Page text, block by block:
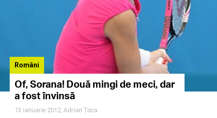
Români
Of, Sorana! Două mingi de meci, dar
a fost învinsă
13 ianuarie 2012, Adrian Țoca